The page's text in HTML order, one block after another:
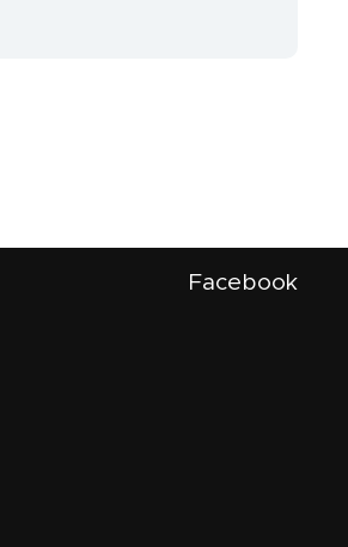
Facebook